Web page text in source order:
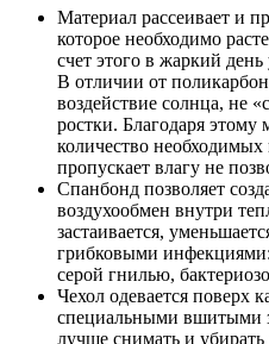
Материал рассеивает и
которое необходимо
счет этого в жаркий
В отличии от
воздействие солнца, не
ростки. Благодаря этому
количество
пропускает влагу не
Спанбонд позволяет
воздухообмен внутри
застаивается,
грибковыми
серой гнилью,
Чехол одевается поверх
специальными вшитыми
лучше снимать и